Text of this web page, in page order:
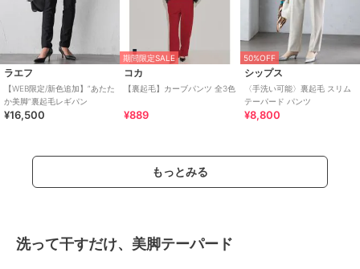
ラエフ
【WEB限定/新色追加】”あたた
か美脚”裏起毛レギパン
¥16,500
期間限定SALE
コカ
【裏起毛】カーブパンツ 全3色
¥889
50%OFF
シップス
〈手洗い可能〉裏起毛 スリム
テーパード パンツ
¥8,800
もっとみる
洗って干すだけ、美脚テーパード